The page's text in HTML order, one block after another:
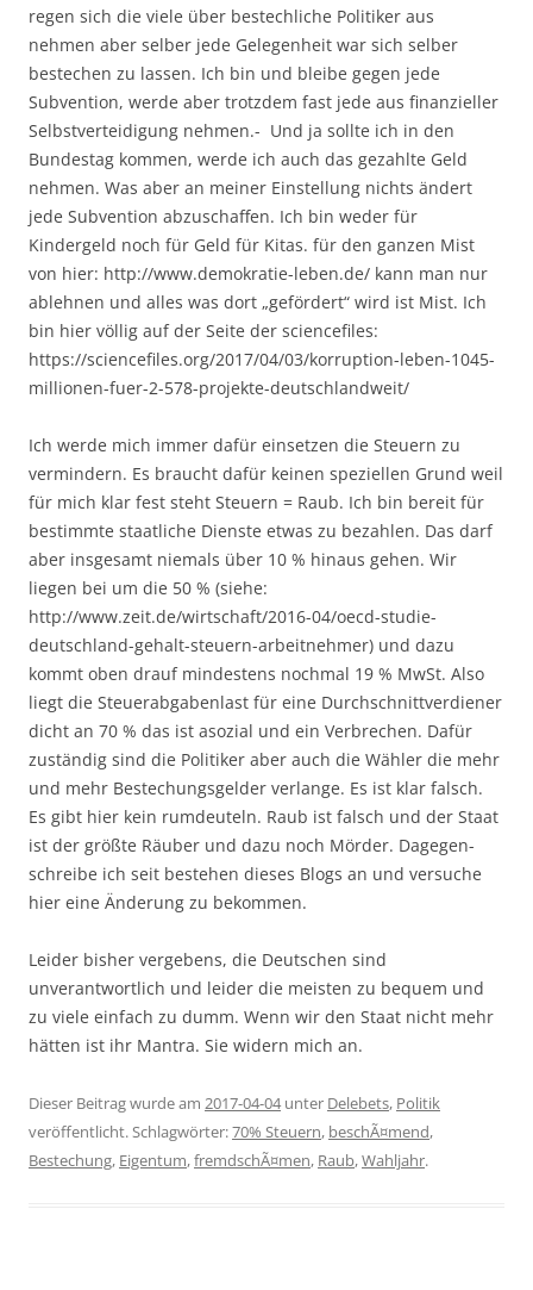
regen sich die viele über bestechliche Politiker aus
nehmen aber selber jede Gelegenheit war sich selber
bestechen zu lassen. Ich bin und bleibe gegen jede
Subvention, werde aber trotzdem fast jede aus finanzieller
Selbstverteidigung nehmen.- Und ja sollte ich in den
Bundestag kommen, werde ich auch das gezahlte Geld
nehmen. Was aber an meiner Einstellung nichts ändert
jede Subvention abzuschaffen. Ich bin weder für
Kindergeld noch für Geld für Kitas. für den ganzen Mist
von hier: http://www.demokratie-leben.de/ kann man nur
ablehnen und alles was dort „gefördert“ wird ist Mist. Ich
bin hier völlig auf der Seite der sciencefiles:
https://sciencefiles.org/2017/04/03/korruption-leben-1045-
millionen-fuer-2-578-projekte-deutschlandweit/
Ich werde mich immer dafür einsetzen die Steuern zu
vermindern. Es braucht dafür keinen speziellen Grund weil
für mich klar fest steht Steuern = Raub. Ich bin bereit für
bestimmte staatliche Dienste etwas zu bezahlen. Das darf
aber insgesamt niemals über 10 % hinaus gehen. Wir
liegen bei um die 50 % (siehe:
http://www.zeit.de/wirtschaft/2016-04/oecd-studie-
deutschland-gehalt-steuern-arbeitnehmer) und dazu
kommt oben drauf mindestens nochmal 19 % MwSt. Also
liegt die Steuerabgabenlast für eine Durchschnittverdiener
dicht an 70 % das ist asozial und ein Verbrechen. Dafür
zuständig sind die Politiker aber auch die Wähler die mehr
und mehr Bestechungsgelder verlange. Es ist klar falsch.
Es gibt hier kein rumdeuteln. Raub ist falsch und der Staat
ist der größte Räuber und dazu noch Mörder. Dagegen-
schreibe ich seit bestehen dieses Blogs an und versuche
hier eine Änderung zu bekommen.
Leider bisher vergebens, die Deutschen sind
unverantwortlich und leider die meisten zu bequem und
zu viele einfach zu dumm. Wenn wir den Staat nicht mehr
hätten ist ihr Mantra. Sie widern mich an.
Dieser Beitrag wurde am 2017-04-04unter Delebets, Politik
veröffentlicht. Schlagwörter:70% Steuern, beschÃ¤mend,
Bestechung, Eigentum,fremdschÃ¤men, Raub,Wahljahr.